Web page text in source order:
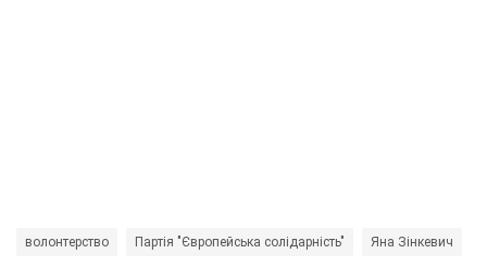
волонтерство Партія "Європейська солідарність" Яна Зінкевич